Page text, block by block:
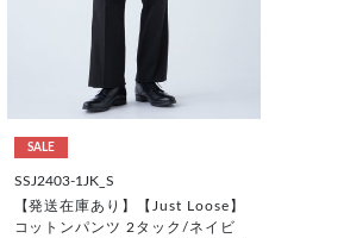
SALE
SSJ2403-1JK_S
【発送在庫あり】【Just Loose】
コットンパンツ 2タック/ネイビ